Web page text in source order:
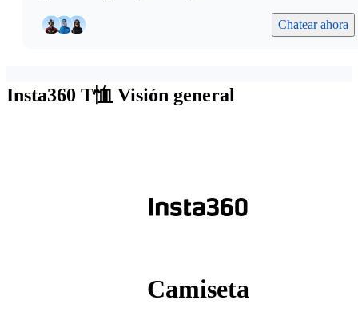
Chatear ahora
Insta360 T恤 Visión general
Camiseta